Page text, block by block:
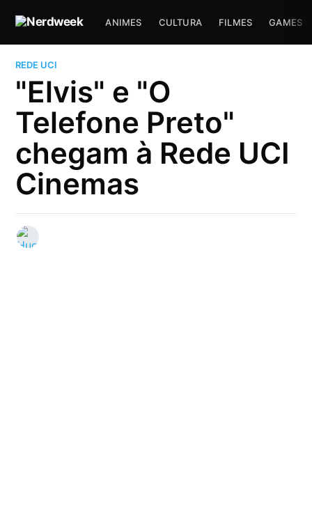
ANIMES CULTURA FILMES GAMES
REDE UCI
"Elvis" e "O
Telefone Preto"
chegam à Rede UCI
Cinemas